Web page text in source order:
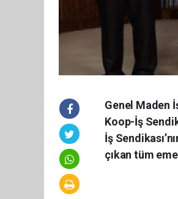
Genel Maden
Koop-İş
İş
çıkan tüm